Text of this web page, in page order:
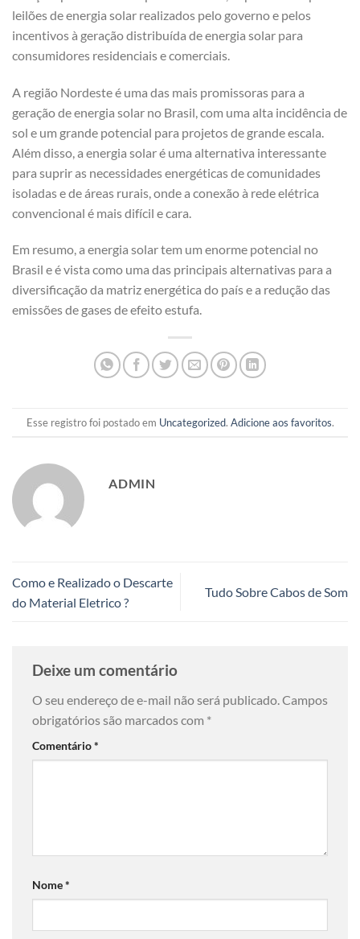
leilões de energia solar realizados pelo governo e pelos
incentivos à geração distribuída de energia solar para
consumidores residenciais e comerciais.
A região Nordeste é uma das mais promissoras para a
geração de energia solar no Brasil, com uma alta incidência de
sol e um grande potencial para projetos de grande escala.
Além disso, a energia solar é uma alternativa interessante
para suprir as necessidades energéticas de comunidades
isoladas e de áreas rurais, onde a conexão à rede elétrica
convencional é mais difícil e cara.
Em resumo, a energia solar tem um enorme potencial no
Brasil e é vista como uma das principais alternativas para a
diversificação da matriz energética do país e a redução das
emissões de gases de efeito estufa.
Esse registro foi postado em Uncategorized. Adicione aos favoritos.
ADMIN
Como e Realizado o Descarte
do Material Eletrico ?
Tudo Sobre Cabos de Som
Deixe um comentário
O seu endereço de e-mail não será publicado.Campos
obrigatórios são marcados com *
Comentário*
Nome*